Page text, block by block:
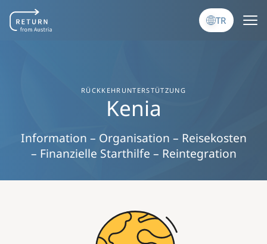
TR
RÜCKKEHRUNTERSTÜTZUNG
Kenia
Information – Organisation – Reisekosten
– Finanzielle Starthilfe – Reintegration